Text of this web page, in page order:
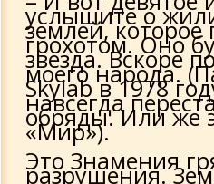
услышите о
землей,
грохотом. Оно
звезда. Вскоре
моего народа.
Skylab в 1978
навсегда
обряды. Или же
«Мир»).
Это Знамения
разрушения.